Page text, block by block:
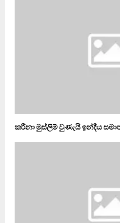
කරීනා මුස්ලිම් වුණැයි ඉන්දීය සමාජ